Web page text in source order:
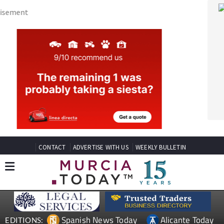
CONTACT ADVERTISE WITH US WEEKLY BULLETIN
EDITIONS: Spanish News Today
Alicante Today
Andalucia Today